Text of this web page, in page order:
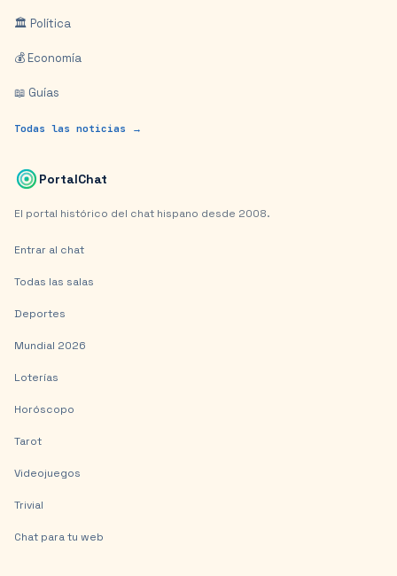
🏛️ Política
💰 Economía
📖 Guías
Todas las noticias →
PortalChat
El portal histórico del chat hispano desde 2008.
Entrar al chat
Todas las salas
Deportes
Mundial 2026
Loterías
Horóscopo
Tarot
Videojuegos
Trivial
Chat para tu web